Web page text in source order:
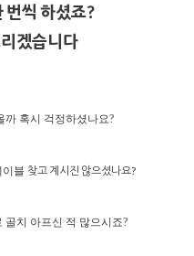
번씩 하셨죠?
겠습니다
까 혹시 걱정하셨나요?
이블 찾고 계시진 않으셨나요?
치 아프신 적 많으시죠?